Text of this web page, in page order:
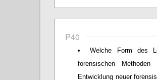
P40
Welche Form des
forensischen
Entwicklung neuer